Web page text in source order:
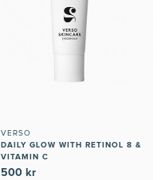
VERSO
DAILY GLOW WITH RETINOL 8 &
VITAMIN C
500 kr